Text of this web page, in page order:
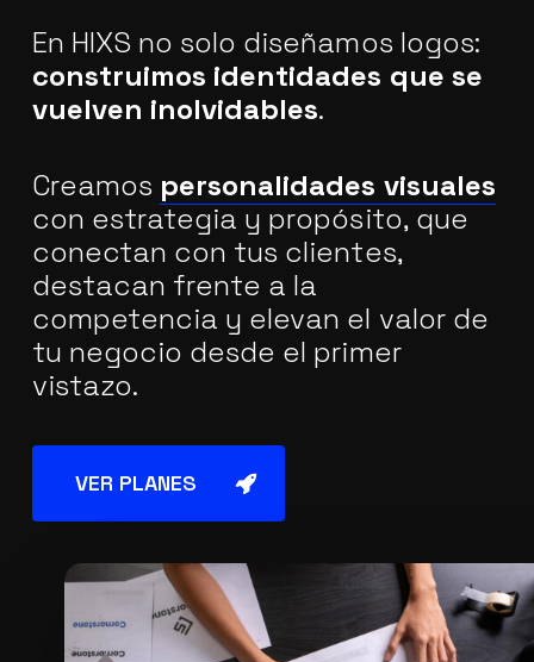
En HIXS no solo diseñamos logos:
construimos identidades que se
vuelven inolvidables.
Creamos personalidades visuales
con estrategia y propósito, que
conectan con tus clientes,
destacan frente a la
competencia y elevan el valor de
tu negocio desde el primer
vistazo.
VER PLANES